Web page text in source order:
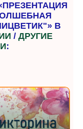
В
/ ДРУГИЕ
: